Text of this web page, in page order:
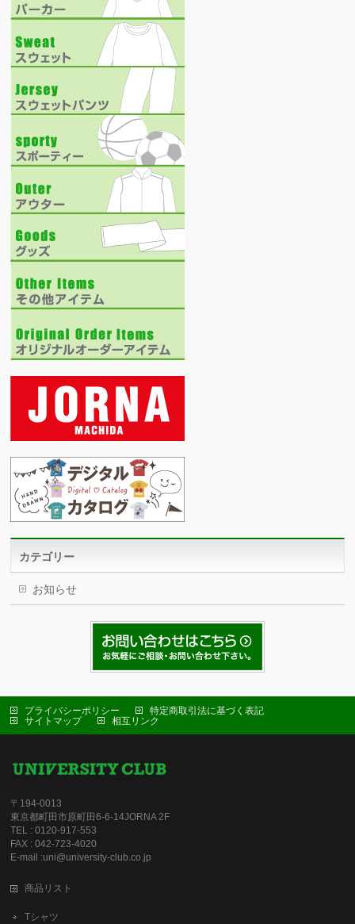
カテゴリー
お知らせ
プライバシーポリシー
特定商取引法に基づく表記
サイトマップ
相互リンク
〒194-0013
東京都町田市原町田6-6-14JORNA 2F
TEL : 0120-917-553
FAX : 042-723-4020
E-mail :uni@university-club.co.jp
商品リスト
Tシャツ